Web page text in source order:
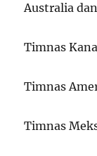
Australia
Timnas
Timnas
Timnas